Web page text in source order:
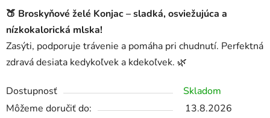
🍑 Broskyňové želé Konjac – sladká, osviežujúca a
nízkokalorická mlska!
Zasýti, podporuje trávenie a pomáha pri chudnutí. Perfektná
zdravá desiata kedykoľvek a kdekoľvek. 🌿
Dostupnosť
Skladom
Môžeme doručiť do:
13.8.2026